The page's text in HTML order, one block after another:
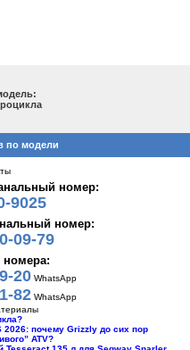
по модели
номер:
9025
номер:
09-79
20 WhatsApp
82 WhatsApp
2026: почему Grizzly до сих пор
ATV?